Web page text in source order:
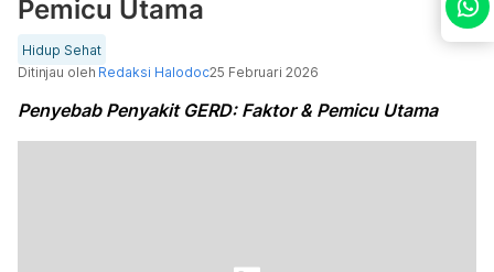
Pemicu Utama
Hidup Sehat
Ditinjau oleh Redaksi Halodoc25 Februari 2026
Penyebab Penyakit GERD: Faktor & Pemicu Utama